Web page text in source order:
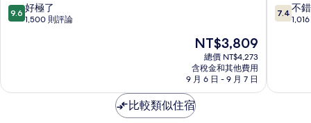
山
丘
Chino
9.6
分，
極
9.6 好極了
1,500 則評論
現
價
格
為
NT$3,809
NT$3,809
總價 NT$4,273
含稅金和其他費用
9 月 6 日 - 9 月 7 日
特
鑽
店
7.4
分，
錯
7.4 不
比較類似住宿